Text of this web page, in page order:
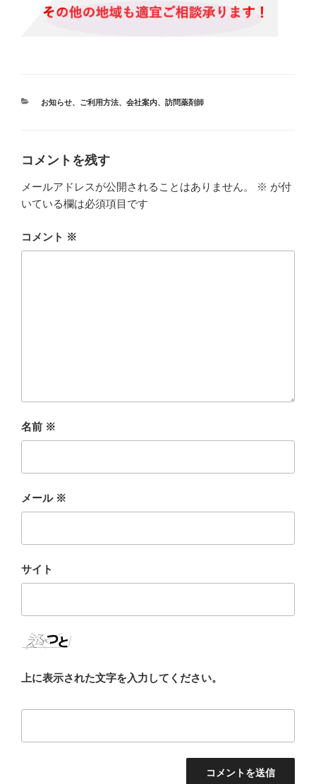
カ
お知らせ、 ご利用方法、 会社案内、 訪問薬剤師
コメントを残す
メールアドレスが公開されることはありません。 ※ が付
いている欄は必須項目です
コメント ※
名前 ※
メール ※
サイト
上に表示された文字を入力してください。